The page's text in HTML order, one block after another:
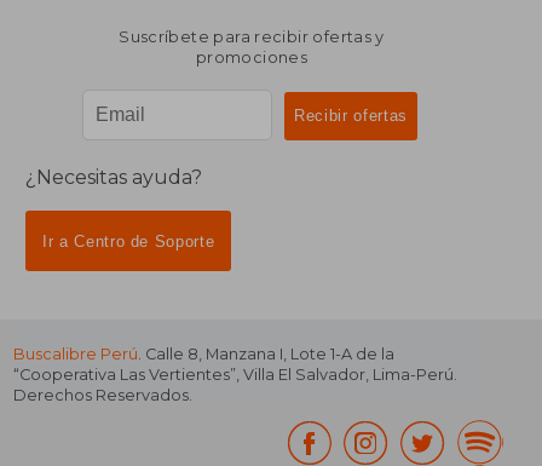
Suscríbete para recibir ofertas y
promociones
¿Necesitas ayuda?
Ir a Centro de Soporte
Buscalibre Perú. Calle 8, Manzana I, Lote 1-A de la
“Cooperativa Las Vertientes”, Villa El Salvador, Lima-Perú.
Derechos Reservados.